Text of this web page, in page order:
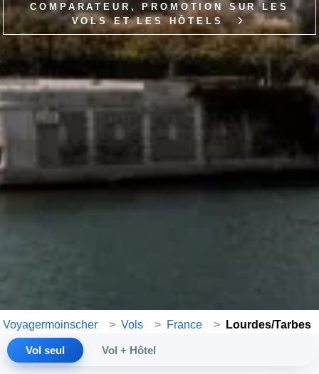
COMPARATEUR, PROMOTION SUR LES
VOLS ET LES HÔTELS
Voyagermoinscher > Vols > France > Lourdes/Tarbes
Vol seul Vol + Hôtel